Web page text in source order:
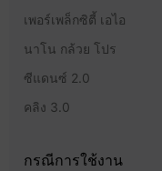
เพอร์เพล็กซิตี้ เอไอ
นาโน กล้วย โปร
ซีแดนซ์ 2.0
คลิง 3.0
กรณีการใช้งาน